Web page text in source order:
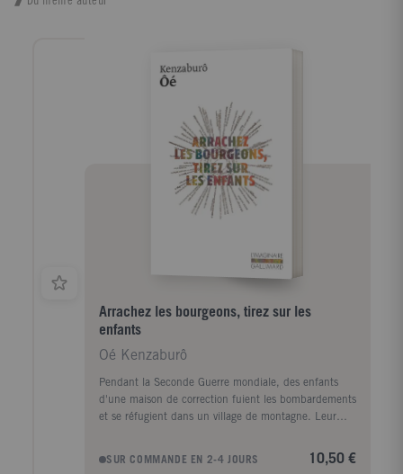
Arrachez les bourgeons, tirez sur les
enfants
Oé Kenzaburô
Pendant la Seconde Guerre mondiale, des enfants
d'une maison de correction fuient les bombardements
et se réfugient dans un village de montagne. Leur
convaincu qu'un mauvais enfant doit être supprimé
"dès le bourgeon". Le jeune narrateur et son petit
SUR COMMANDE EN 2-4 JOURS 10,50 €